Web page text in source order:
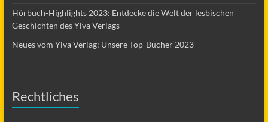
Hörbuch-Highlights 2023: Entdecke die Welt der lesbischen
Geschichten des Ylva Verlags
Neues vom Ylva Verlag: Unsere Top-Bücher 2023
Rechtliches